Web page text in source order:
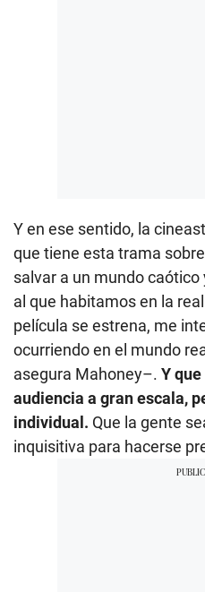
Y en ese sentido, la
que tiene esta trama
salvar a un mundo
al que habitamos en la
película se estrena, me
ocurriendo en el mundo
asegura Mahoney–. Y
audiencia a gran escala,
individual. Que la gente
inquisitiva para hacerse